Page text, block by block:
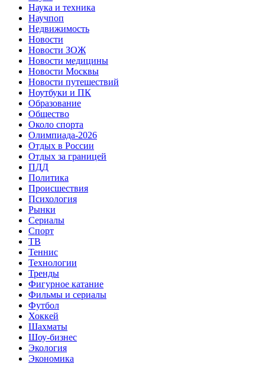
Наука и техника
Научпоп
Недвижимость
Новости
Новости ЗОЖ
Новости медицины
Новости Москвы
Новости путешествий
Ноутбуки и ПК
Образование
Общество
Около спорта
Олимпиада-2026
Отдых в России
Отдых за границей
ПДД
Политика
Происшествия
Психология
Рынки
Сериалы
Спорт
ТВ
Теннис
Технологии
Тренды
Фигурное катание
Фильмы и сериалы
Футбол
Хоккей
Шахматы
Шоу-бизнес
Экология
Экономика